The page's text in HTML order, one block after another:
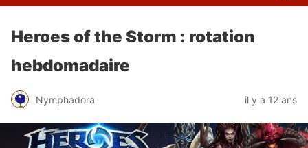
Heroes of the Storm : rotation
hebdomadaire
Nymphadora il y a 12 ans